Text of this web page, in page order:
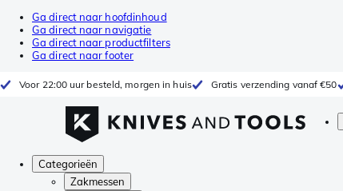
Ga direct naar hoofdinhoud
Ga direct naar navigatie
Ga direct naar productfilters
Ga direct naar footer
Voor 22:00 uur besteld, morgen in huis Gratis verzending vanaf €50
Categorieën
Zakmessen